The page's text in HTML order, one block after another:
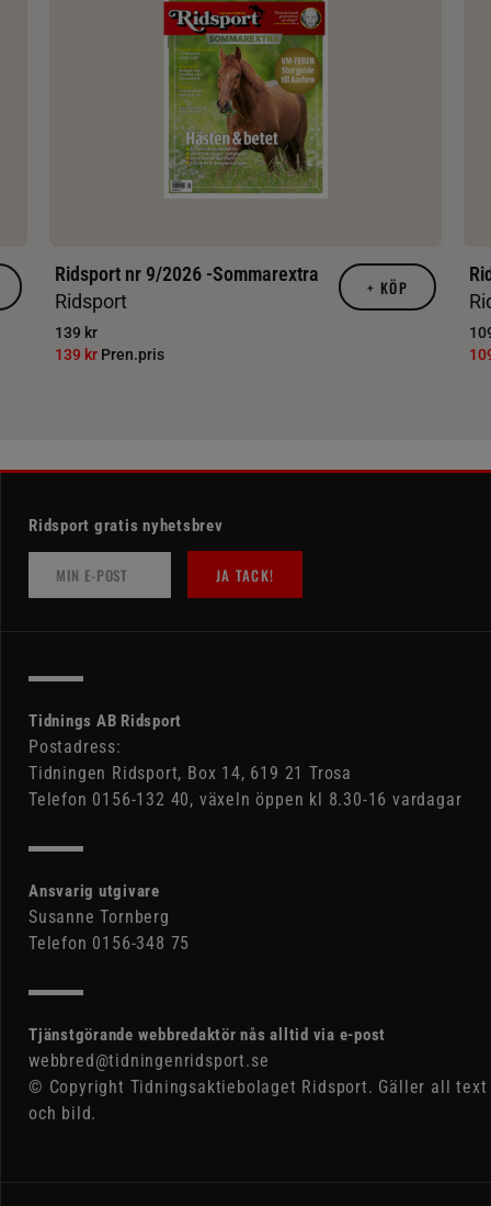
Ridsport nr 9/2026 -Sommarextra
Ridsport
139 kr
139 kr Pren.pris
+ KÖP
Ridsport gratis nyhetsbrev
JA TACK!
Tidnings AB Ridsport
Postadress:
Tidningen Ridsport, Box 14, 619 21 Trosa
Telefon 0156-132 40, växeln öppen kl 8.30-16 vardagar
Ansvarig utgivare
Susanne Tornberg
Telefon 0156-348 75
Tjänstgörande webbredaktör nås alltid via e-post
webbred@tidningenridsport.se
© Copyright Tidningsaktiebolaget Ridsport. Gäller all text
och bild.